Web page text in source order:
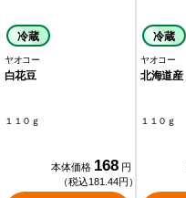
冷蔵
ヤオコー
白花豆
１１０ｇ
本体価格 168 円
（税込181.44円）
冷蔵
ヤオコー
北海道
１１０ｇ